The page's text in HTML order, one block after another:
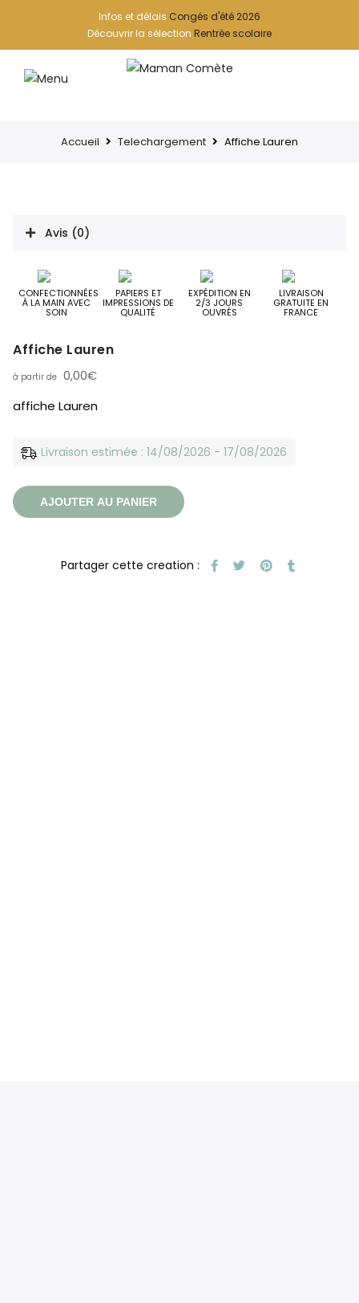
Infos et délais Congés d'été 2026
Découvrir la sélection Rentrée scolaire
Accueil Telechargement Affiche Lauren
Avis (0)
CONFECTIONNÉES
À LA MAIN AVEC
SOIN
PAPIERS ET
IMPRESSIONS DE
QUALITÉ
EXPÉDITION EN
2/3 JOURS
OUVRÉS
LIVRAISON
GRATUITE EN
FRANCE
Affiche Lauren
0,00€
affiche Lauren
Livraison estimée : 14/08/2026 - 17/08/2026
AJOUTER AU PANIER